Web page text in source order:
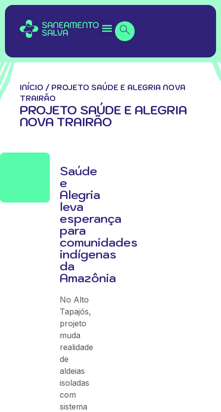
INÍCIO / PROJETO SAÚDE E ALEGRIA NOVA
TRAIRÃO
PROJETO SAÚDE E ALEGRIA
NOVA TRAIRÃO
Saúde
e
Alegria
leva
esperança
para
comunidades
indígenas
da
Amazônia
No Alto
Tapajós,
projeto
muda
realidade
de
aldeias
isoladas
com
sistema